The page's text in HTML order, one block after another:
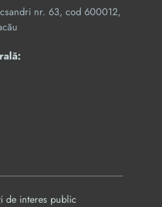
nr. 63, cod 600012,
de interes public